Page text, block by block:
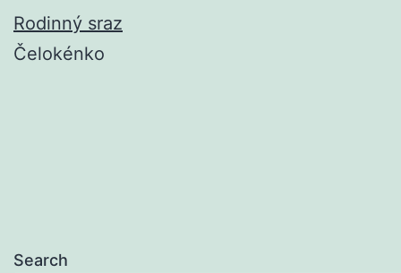
Rodinný sraz
Čelokénko
Search